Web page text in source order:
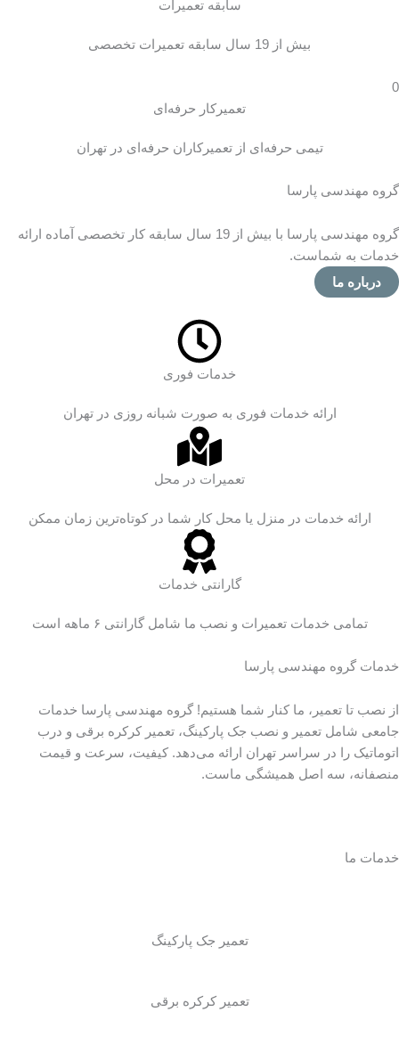
سابقه تعمیرات
بیش از 19 سال سابقه تعمیرات تخصصی
0
تعمیرکار حرفه‌ای
تیمی حرفه‌ای از تعمیرکاران حرفه‌ای در تهران
گروه مهندسی پارسا
گروه مهندسی پارسا با بیش از 19 سال سابقه کار تخصصی آماده ارائه
خدمات به شماست.
درباره ما
خدمات فوری
ارائه خدمات فوری به صورت شبانه روزی در تهران
تعمیرات در محل
ارائه خدمات در منزل یا محل کار شما در کوتاه‌ترین زمان ممکن
گارانتی خدمات
تمامی خدمات تعمیرات و نصب ما شامل گارانتی ۶ ماهه است
خدمات گروه مهندسی پارسا
از نصب تا تعمیر، ما کنار شما هستیم! گروه مهندسی پارسا خدمات
جامعی شامل تعمیر و نصب جک پارکینگ، تعمیر کرکره برقی و درب
اتوماتیک را در سراسر تهران ارائه می‌دهد. کیفیت، سرعت و قیمت
منصفانه، سه اصل همیشگی ماست.
خدمات ما
تعمیر جک پارکینگ
تعمیر کرکره برقی